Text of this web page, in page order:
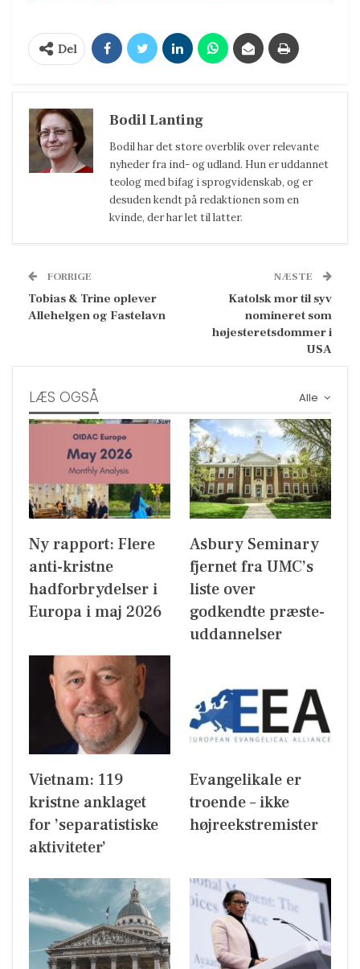
Del
Bodil Lanting
Bodil har det store overblik over relevante
nyheder fra ind- og udland. Hun er uddannet
teolog med bifag i sprogvidenskab, og er
desuden kendt på redaktionen som en
kvinde, der har let til latter.
FORRIGE
Tobias & Trine oplever
Allehelgen og Fastelavn
NÆSTE
Katolsk mor til syv
nomineret som
højesteretsdommer i
USA
Alle
LÆS OGSÅ
Ny rapport: Flere
anti-kristne
hadforbrydelser i
Europa i maj 2026
Asbury Seminary
fjernet fra UMC’s
liste over
godkendte præste-
uddannelser
Vietnam: 119
kristne anklaget
for ’separatistiske
aktiviteter’
Evangelikale er
troende – ikke
højreekstremister